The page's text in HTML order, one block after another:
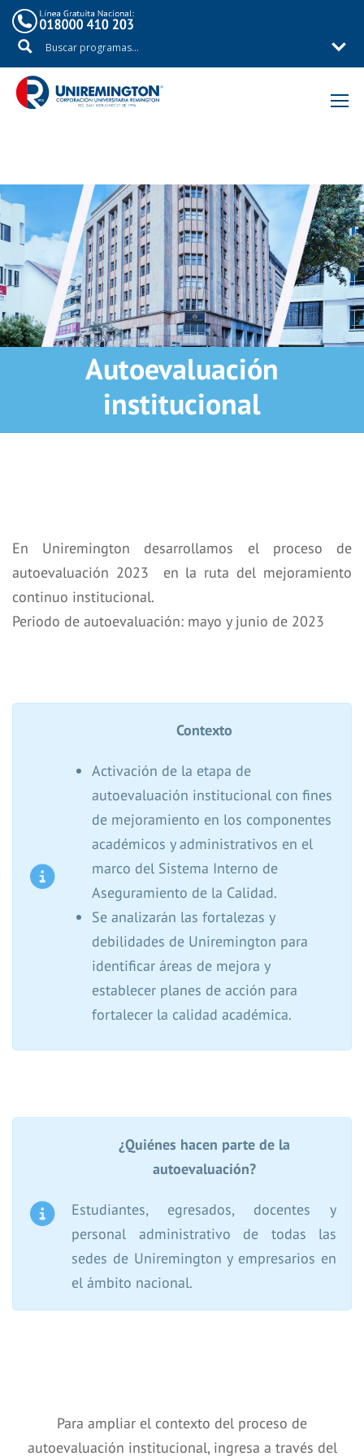
Inicio
Autoevaluación
institucional
En Uniremington desarrollamos el proceso de
autoevaluación 2023 en la ruta del mejoramiento
continuo institucional.
Periodo de autoevaluación: mayo y junio de 2023
Contexto
Activación de la etapa de
autoevaluación institucional con fines
de mejoramiento en los componentes
académicos y administrativos en el
marco del Sistema Interno de
Aseguramiento de la Calidad.
Se analizarán las fortalezas y
debilidades de Uniremington para
identificar áreas de mejora y
establecer planes de acción para
fortalecer la calidad académica.
¿Quiénes hacen parte de la
autoevaluación?
Estudiantes, egresados, docentes y
personal administrativo de todas las
sedes de Uniremington y empresarios en
el ámbito nacional.
Para ampliar el contexto del proceso de
autoevaluación institucional, ingresa a través del